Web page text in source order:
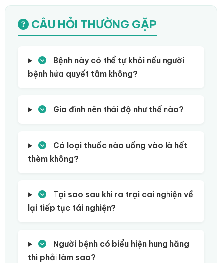
CÂU HỎI THƯỜNG GẶP
Bệnh này có thể tự khỏi nếu người
bệnh hứa quyết tâm không?
Gia đình nên thái độ như thế nào?
Có loại thuốc nào uống vào là hết
thèm không?
Tại sao sau khi ra trại cai nghiện về
lại tiếp tục tái nghiện?
Người bệnh có biểu hiện hung hăng
thì phải làm sao?